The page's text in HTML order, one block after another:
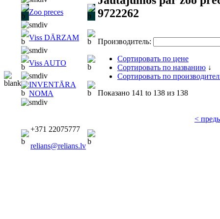
Zoo preces
Viss DĀRZAM
Viss AUTO
INVENTĀRA
NOMA
+371 22075777
relians@relians.lv
9722262
Производитель:
Сортировать по цене
Сортировать по названию ↓
Сортировать по
Показано 141 to 138 из 138
<